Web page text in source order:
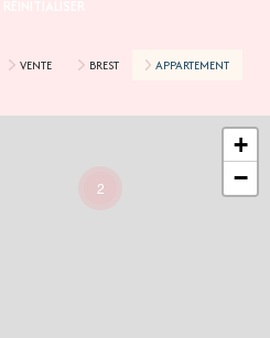
VENTE BREST APPARTEMENT
2
+
−